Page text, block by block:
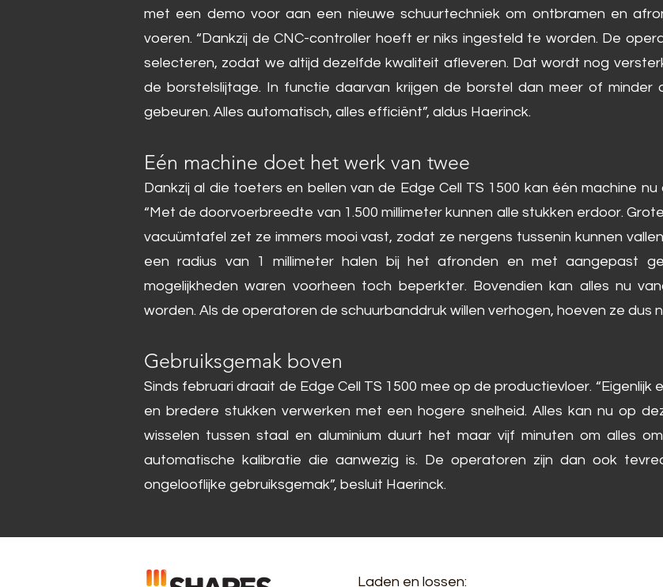
met een demo voor aan een nieuwe schuurtechniek om ontbramen en
voeren. “Dankzij de CNC-controller hoeft er niks ingesteld te worden. De
selecteren, zodat we altijd dezelfde kwaliteit afleveren. Dat wordt nog
de borstelslijtage. In functie daarvan krijgen de borstel dan meer of minder
gebeuren. Alles automatisch, alles efficiënt”, aldus Haerinck.
Eén machine doet het werk van twee
Dankzij al die toeters en bellen van de Edge Cell TS 1500 kan één machine
“Met de doorvoerbreedte van 1.500 millimeter kunnen alle stukken erdoor.
vacuümtafel zet ze immers mooi vast, zodat ze nergens tussenin kunnen
een radius van 1 millimeter halen bij het afronden en met aangepast
mogelijkheden waren voorheen toch beperkter. Bovendien kan alles nu
worden. Als de operatoren de schuurbanddruk willen verhogen, hoeven ze dus
Gebruiksgemak boven
Sinds februari draait de Edge Cell TS 1500 mee op de productievloer. “Eigenlijk
en bredere stukken verwerken met een hogere snelheid. Alles kan nu op
wisselen tussen staal en aluminium duurt het maar vijf minuten om alles
automatische kalibratie die aanwezig is. De operatoren zijn dan ook
ongelooflijke gebruiksgemak”, besluit Haerinck.
Laden en lossen: